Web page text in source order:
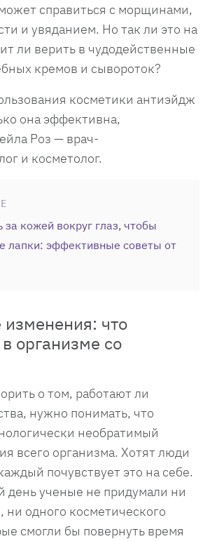
справиться с морщинами,
и увяданием. Но так ли это на
ли верить в чудодейственные
кремов и сывороток?
косметики антиэйдж
она эффективна,
Роз — врач-
и косметолог.
за кожей вокруг глаз, чтобы
лапки: эффективные советы от
что
организме со
о том, работают ли
нужно понимать, что
необратимый
всего организма. Хотят люди
почувствует это на себе.
день ученые не придумали ни
ни одного косметического
смогли бы повернуть время